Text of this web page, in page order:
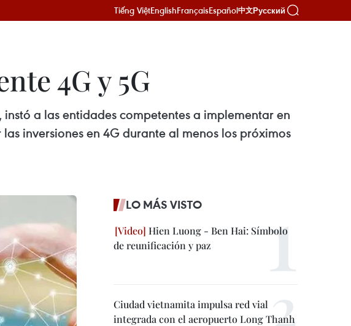
Tiếng ViệtEnglishFrançaisEspañol中文Русский
4G y 5G
a las entidades competentes a implementar en
inversiones en 4G durante al menos los próximos
LO MÁS VISTO
Hien Luong - Ben Hai: Símbolo
de reunificación y paz
Ciudad vietnamita impulsa red vial
integrada con el aeropuerto Long Thanh